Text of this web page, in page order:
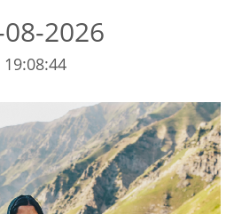
2026
19:08:44